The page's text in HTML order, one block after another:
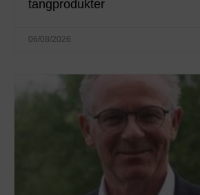
tangprodukter
06/08/2026